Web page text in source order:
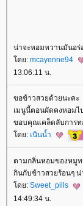
น่าจะหอมหวานมันอ
ดย: mcayenne94
13:06:11 น.
ขอข้าวสวยด้วยนะคะ
เมนูนี้ตอนผัดคงหอมไ
ขอบคุณเคล็ดลับการท
ดย: เนินน้ำ
ตามกลิ่นหอมของหมู
กินกับข้าวสวยร้อนๆ น่
ดย: Sweet_pills
14:49:34 น.